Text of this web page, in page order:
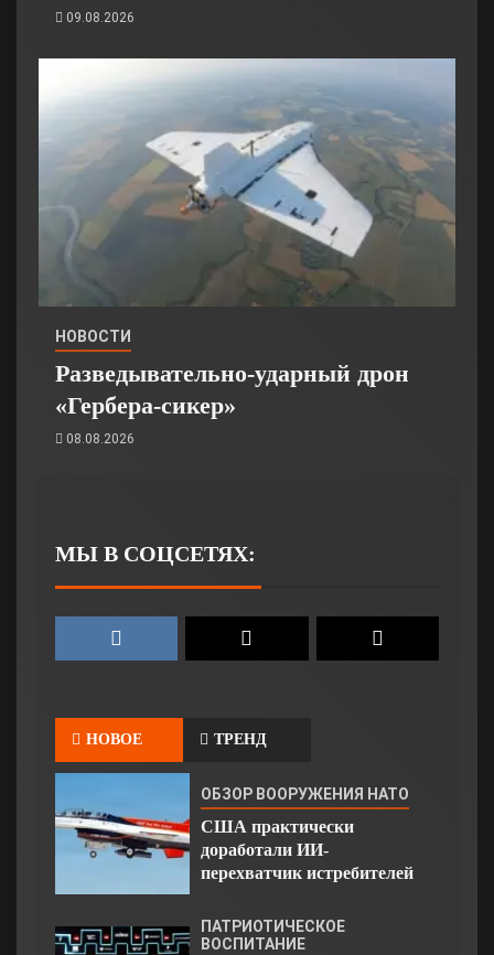
09.08.2026
НОВОСТИ
Разведывательно-ударный дрон
«Гербера-сикер»
08.08.2026
МЫ В СОЦСЕТЯХ:
НОВОЕ ТРЕНД
ОБЗОР ВООРУЖЕНИЯ НАТО
США практически
доработали ИИ-
перехватчик истребителей
ПАТРИОТИЧЕСКОЕ
ВОСПИТАНИЕ